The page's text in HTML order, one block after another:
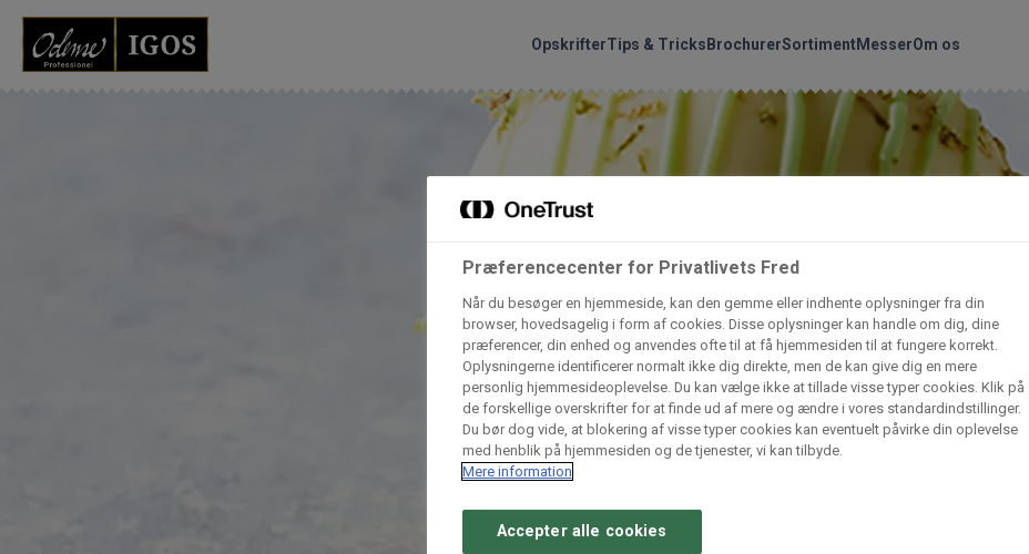
OpskrifterTips & TricksBrochurerSortimentMesserOm os
Søg
Grossister der forhandler vores produkter
Arctic Import
Dagrofa Foodservice
INCO Cash & Carry L. C. Lauritzen A/S
Vaffelexpressen Vaffelgrossisten
Gem dine favoritter!
Lad ikke en eneste opskrift gå tabt! Opret en profil nu og start din
Bliv medlem af Odense Marcipan's professionelle fællesskab og få
nem adgang til dine gemte opskrifter og produkter - når som helst,
hvor som helst.
Log ind Opret profil
Præferencecenter for Privatlivets Fred
Når du besøger en hjemmeside, kan den gemme eller indhente oplysninger fra din
browser, hovedsagelig i form af cookies. Disse oplysninger kan handle om dig, dine
præferencer, din enhed og anvendes ofte til at få hjemmesiden til at fungere korrekt.
Oplysningerne identificerer normalt ikke dig direkte, men de kan give dig en mere
personlig hjemmesideoplevelse. Du kan vælge ikke at tillade visse typer cookies. Klik på
de forskellige overskrifter for at finde ud af mere og ændre i vores standardindstillinger.
Du bør dog vide, at blokering af visse typer cookies kan eventuelt påvirke din oplevelse
med henblik på hjemmesiden og de tjenester, vi kan tilbyde.
Mere information
Accepter alle cookies